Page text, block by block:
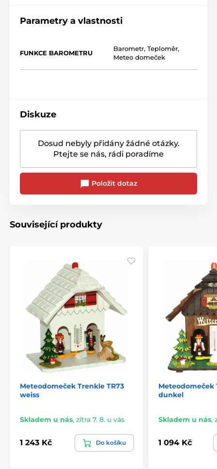
Parametry a vlastnosti
FUNKCE BAROMETRU
Barometr, Teploměr,
Meteo domeček
Diskuze
Dosud nebyly přidány žádné otázky.
Ptejte se nás, rádi poradíme
Položit dotaz
Související produkty
Meteodomeček Trenkle TR73
weiss
Skladem u nás, zítra 7. 8. u vás
1 243 Kč Do košíku
Meteodomeček
dunkel
Skladem u nás,
1 094 Kč